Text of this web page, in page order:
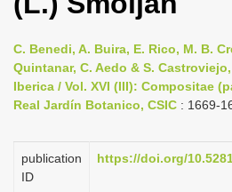
n
a
v
g
C. Benedi, A. Buira, E. Rico, M. B.
Quintanar, C. Aedo & S.
Iberica / Vol. XVI (III): Compositae
Real Jardín Botanico, CSIC : 1669-
publication
ID
https://doi.org/